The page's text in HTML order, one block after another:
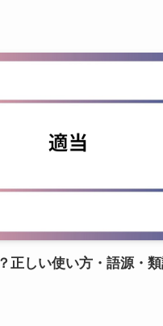
正しい使い方・語源・